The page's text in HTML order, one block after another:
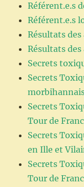
Référent.e.s
Référent.e.s
Résultats
Résultats des
Secrets
Secrets
Secrets
Tour de
Secrets
en Ille et
Secrets
Tour de